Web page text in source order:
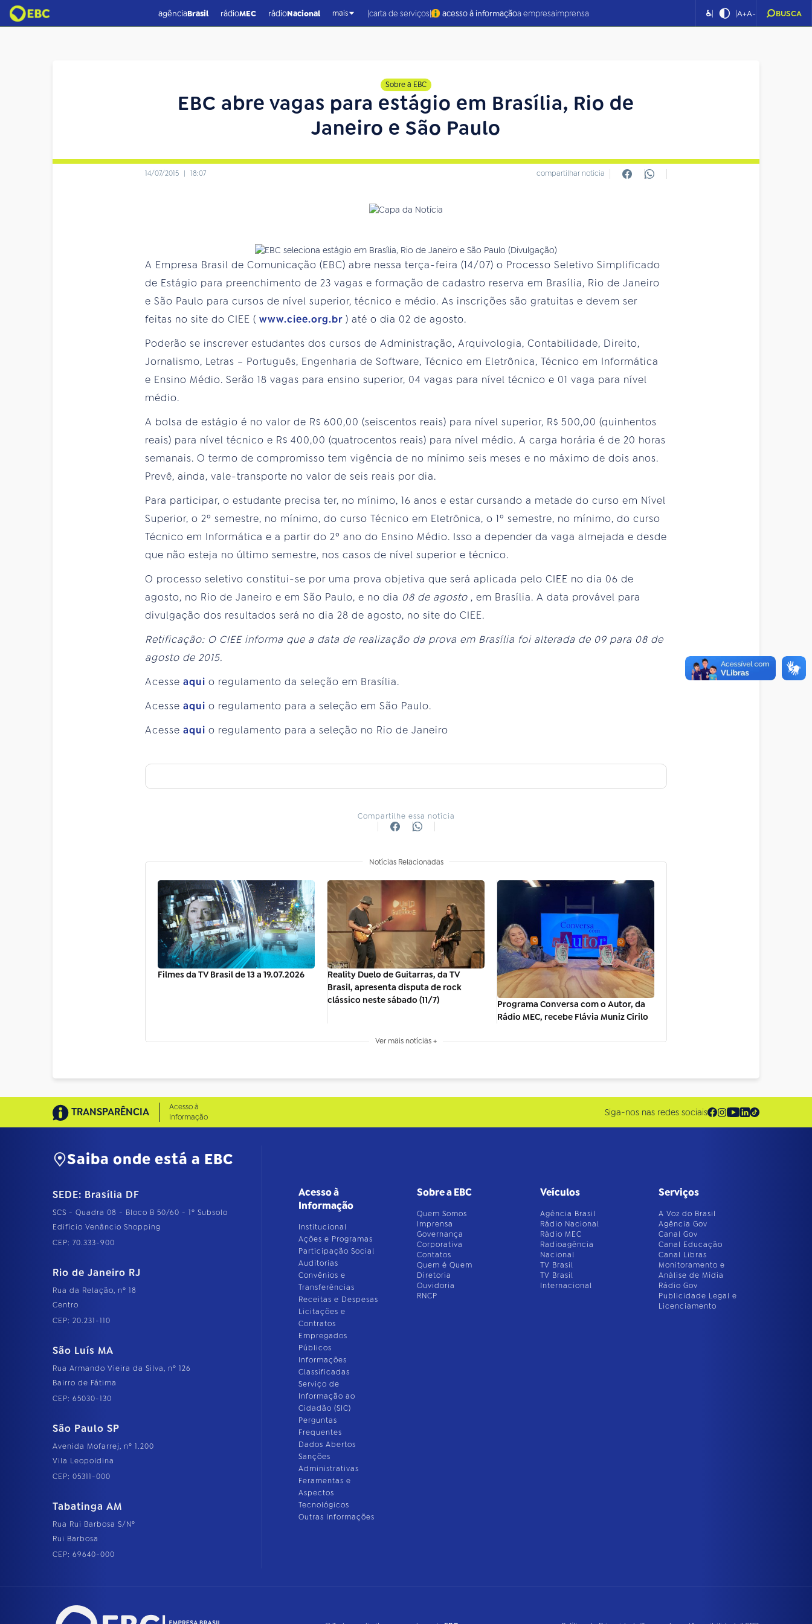
agênciaBrasil rádioMEC rádioNacional mais |carta de serviços| acesso à informaçãoa empresaimprensa ♿| |A+A- BUSCA
Sobre a EBC
EBC abre vagas para estágio em Brasília, Rio de
Janeiro e São Paulo
14/07/2015 | 18:07 compartilhar notícia
A Empresa Brasil de Comunicação (EBC) abre nessa terça-feira (14/07) o Processo Seletivo Simplificado
de Estágio para preenchimento de 23 vagas e formação de cadastro reserva em Brasília, Rio de Janeiro
e São Paulo para cursos de nível superior, técnico e médio. As inscrições são gratuitas e devem ser
feitas no site do CIEE ( www.ciee.org.br ) até o dia 02 de agosto.
Poderão se inscrever estudantes dos cursos de Administração, Arquivologia, Contabilidade, Direito,
Jornalismo, Letras – Português, Engenharia de Software, Técnico em Eletrônica, Técnico em Informática
e Ensino Médio. Serão 18 vagas para ensino superior, 04 vagas para nível técnico e 01 vaga para nível
médio.
A bolsa de estágio é no valor de R$ 600,00 (seiscentos reais) para nível superior, R$ 500,00 (quinhentos
reais) para nível técnico e R$ 400,00 (quatrocentos reais) para nível médio. A carga horária é de 20 horas
semanais. O termo de compromisso tem vigência de no mínimo seis meses e no máximo de dois anos.
Prevê, ainda, vale-transporte no valor de seis reais por dia.
Para participar, o estudante precisa ter, no mínimo, 16 anos e estar cursando a metade do curso em Nível
Superior, o 2º semestre, no mínimo, do curso Técnico em Eletrônica, o 1º semestre, no mínimo, do curso
Técnico em Informática e a partir do 2º ano do Ensino Médio. Isso a depender da vaga almejada e desde
que não esteja no último semestre, nos casos de nível superior e técnico.
O processo seletivo constitui-se por uma prova objetiva que será aplicada pelo CIEE no dia 06 de
agosto, no Rio de Janeiro e em São Paulo, e no dia 08 de agosto , em Brasília. A data provável para
divulgação dos resultados será no dia 28 de agosto, no site do CIEE.
Retificação: O CIEE informa que a data de realização da prova em Brasília foi alterada de 09 para 08 de
agosto de 2015.
Acesse aqui o regulamento da seleção em Brasília.
Acesse aqui o regulamento para a seleção em São Paulo.
Acesse aqui o regulamento para a seleção no Rio de Janeiro
Compartilhe essa notícia
Notícias Relacionadas
Filmes da TV Brasil de 13 a 19.07.2026
Reality Duelo de Guitarras, da TV
Brasil, apresenta disputa de rock
clássico neste sábado (11/7)
Programa Conversa com o Autor, da
Rádio MEC, recebe Flávia Muniz Cirilo
Ver mais notícias +
TRANSPARÊNCIA
Acesso à
Informação
Siga-nos nas redes sociais
Saiba onde está a EBC
SEDE: Brasília DF
SCS - Quadra 08 - Bloco B 50/60 - 1º Subsolo
Edifício Venâncio Shopping
CEP: 70.333-900
Rio de Janeiro RJ
Rua da Relação, nº 18
Centro
CEP: 20.231-110
São Luís MA
Rua Armando Vieira da Silva, nº 126
Bairro de Fátima
CEP: 65030-130
São Paulo SP
Avenida Mofarrej, nº 1.200
Vila Leopoldina
CEP: 05311-000
Tabatinga AM
Rua Rui Barbosa S/Nº
Rui Barbosa
CEP: 69640-000
Acesso à
Informação
Institucional
Ações e Programas
Participação Social
Auditorias
Convênios e
Transferências
Receitas e Despesas
Licitações e
Contratos
Empregados
Públicos
Informações
Classificadas
Serviço de
Informação ao
Cidadão (SIC)
Perguntas
Frequentes
Dados Abertos
Sanções
Administrativas
Feramentas e
Aspectos
Tecnológicos
Outras Informações
Sobre a EBC
Quem Somos
Imprensa
Governança
Corporativa
Contatos
Quem é Quem
Diretoria
Ouvidoria
RNCP
Veículos
Agência Brasil
Rádio Nacional
Rádio MEC
Radioagência
Nacional
TV Brasil
TV Brasil
Internacional
Serviços
A Voz do Brasil
Agência Gov
Canal Gov
Canal Educação
Canal Libras
Monitoramento e
Análise de Mídia
Rádio Gov
Publicidade Legal e
Licenciamento